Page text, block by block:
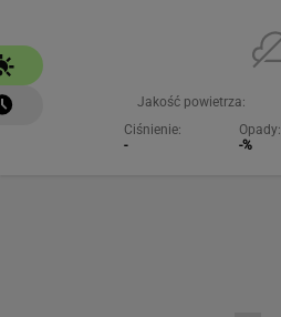
Jakość powietrza:
Ciśnienie:
-
Opady:
-%